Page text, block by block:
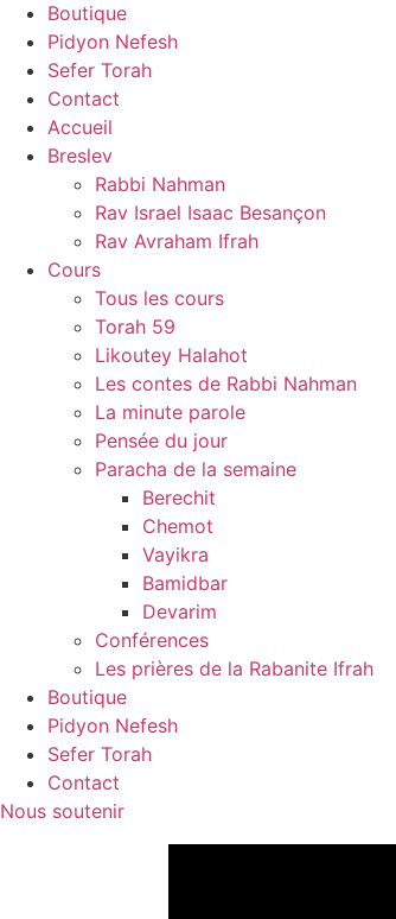
Boutique
Pidyon Nefesh
Sefer Torah
Contact
Accueil
Breslev
Rabbi Nahman
Rav Israel Isaac Besançon
Rav Avraham Ifrah
Cours
Tous les cours
Torah 59
Likoutey Halahot
Les contes de Rabbi Nahman
La minute parole
Pensée du jour
Paracha de la semaine
Berechit
Chemot
Vayikra
Bamidbar
Devarim
Conférences
Les prières de la Rabanite Ifrah
Boutique
Pidyon Nefesh
Sefer Torah
Contact
Nous soutenir